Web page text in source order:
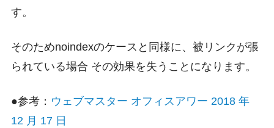
す。
そのためnoindexのケースと同様に、被リンクが張
られている場合 その効果を失うことになります。
●参考： ウェブマスター オフィスアワー 2018 年
12 月 17 日